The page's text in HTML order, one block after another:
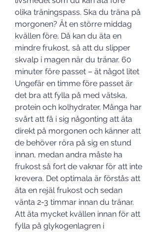
olika träningspass. Ska du träna på
morgonen? Ät en större middag
kvällen före. Då kan du äta en
mindre frukost, så att du slipper
skvalp i magen när du tränar. 60
minuter före passet – ät något litet
Ungefär en timme före passet är
det bra att fylla på med vätska,
protein och kolhydrater. Många har
svårt att få i sig någonting att äta
direkt på morgonen och känner att
de behöver röra på sig en stund
innan, medan andra måste ha
frukost så fort de vaknar för att inte
krevera. Det optimala är förstås att
äta en rejäl frukost och sedan
vänta 2-3 timmar innan du tränar.
Att äta mycket kvällen innan för att
fylla på glykogenlagren i